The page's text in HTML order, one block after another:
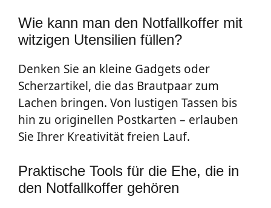
Wie kann man den Notfallkoffer mit
witzigen Utensilien füllen?
Denken Sie an kleine Gadgets oder
Scherzartikel, die das Brautpaar zum
Lachen bringen. Von lustigen Tassen bis
hin zu originellen Postkarten – erlauben
Sie Ihrer Kreativität freien Lauf.
Praktische Tools für die Ehe, die in
den Notfallkoffer gehören